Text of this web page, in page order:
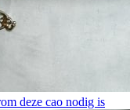
deze cao nodig is